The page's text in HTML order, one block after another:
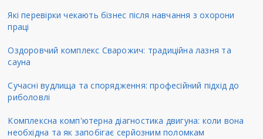
Які перевірки чекають бізнес після навчання з охорони
праці
Оздоровчий комплекс Сварожич: традиційна лазня та
сауна
Сучасні вудлища та спорядження: професійний підхід до
риболовлі
Комплексна комп'ютерна діагностика двигуна: коли вона
необхідна та як запобігає серйозним поломкам